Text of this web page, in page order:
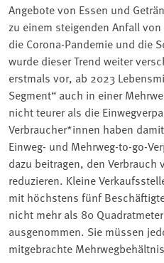
Angebote von Essen und
zu einem steigenden Anfall
die Corona-Pandemie und die
wurde dieser Trend weiter
erstmals vor, ab 2023
Segment“ auch in einer
nicht teurer als die
Verbraucher*innen haben
Einweg- und Mehrweg-to-go-
dazu beitragen, den Verbrauch
reduzieren. Kleine
mit höchstens fünf
nicht mehr als 80
ausgenommen. Sie müssen
mitgebrachte